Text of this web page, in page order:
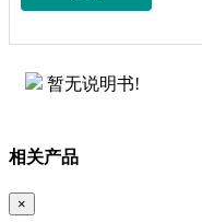
暂无说明书!
相关产品
×